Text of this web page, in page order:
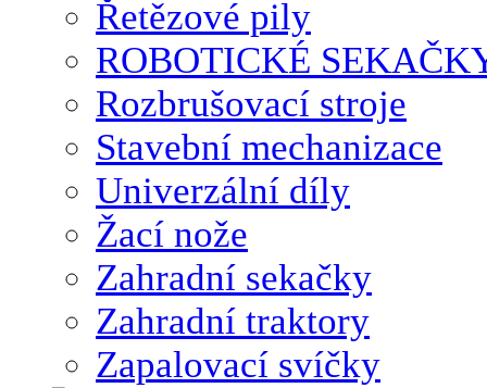
Řetězové pily
ROBOTICKÉ
Rozbrušovací stroje
Stavební mechanizace
Univerzální díly
Žací nože
Zahradní sekačky
Zahradní traktory
Zapalovací svíčky